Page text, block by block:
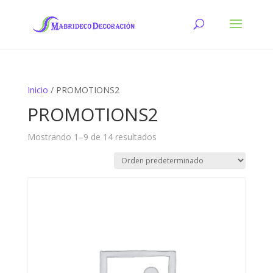
Inicio / PROMOTIONS2
PROMOTIONS2
Mostrando 1–9 de 14 resultados